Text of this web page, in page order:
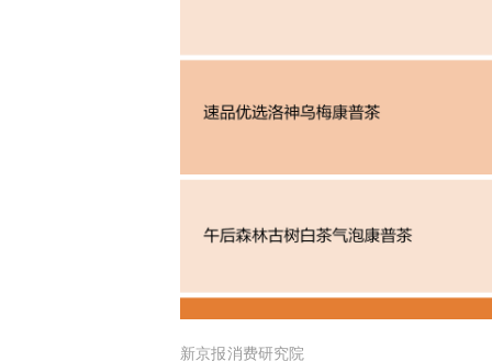
新京报消费研究院